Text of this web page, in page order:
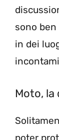
sono
in dei
Moto, la
poter